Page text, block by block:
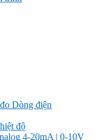
Dòng điện
độ
4-20mA | 0-10V